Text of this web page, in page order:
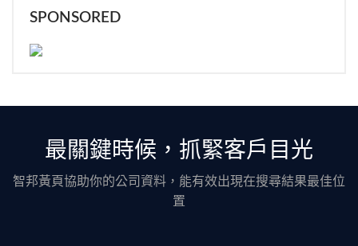
SPONSORED
最關鍵時候，抓緊客戶目光
智邦黃頁協助你的公司資料，能有效出現在搜尋結果最佳位
置